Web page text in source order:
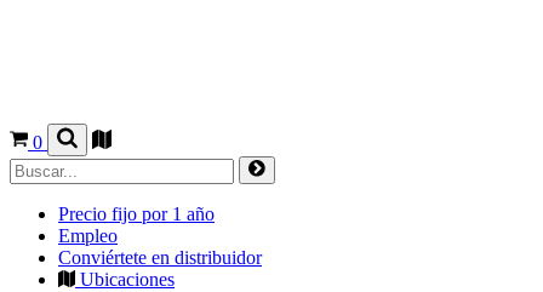
0
Precio fijo por 1 año
Empleo
Conviértete en distribuidor
Ubicaciones